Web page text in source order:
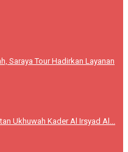
Saraya Tour Hadirkan Layanan
Ukhuwah Kader Al Irsyad Al...